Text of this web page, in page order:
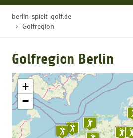
STARTSEITE
GOLFREGION
GOLFTURNIERE
GOLF CARD
berlin-spielt-golf.de
Golfregion
Golfregion Berlin
+
−